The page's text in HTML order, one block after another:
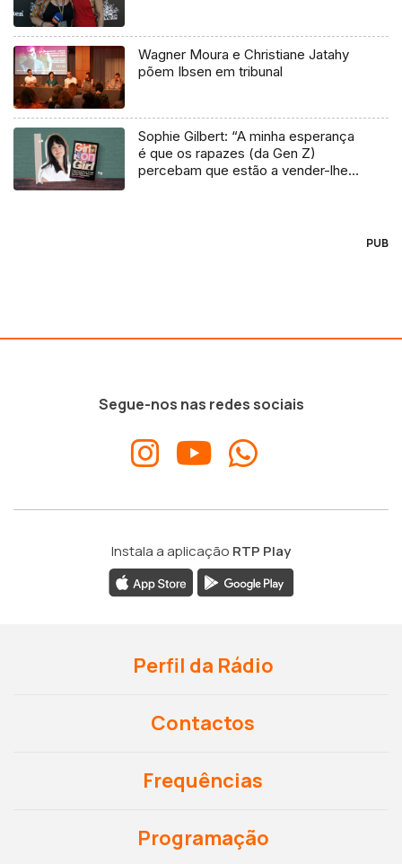
Wagner Moura e Christiane Jatahy
põem Ibsen em tribunal
Sophie Gilbert: “A minha esperança
é que os rapazes (da Gen Z)
percebam que estão a vender-lhes
PUB
Segue-nos nas redes sociais
Instala a aplicação RTP Play
Perfil da Rádio
Contactos
Frequências
Programação